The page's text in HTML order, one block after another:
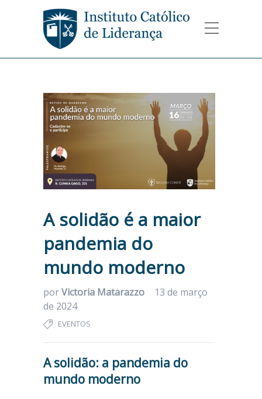
A solidão é a maior
pandemia do
mundo moderno
porVictoria Matarazzo
13 de março
de 2024
EVENTOS
A solidão: a pandemia do
mundo moderno